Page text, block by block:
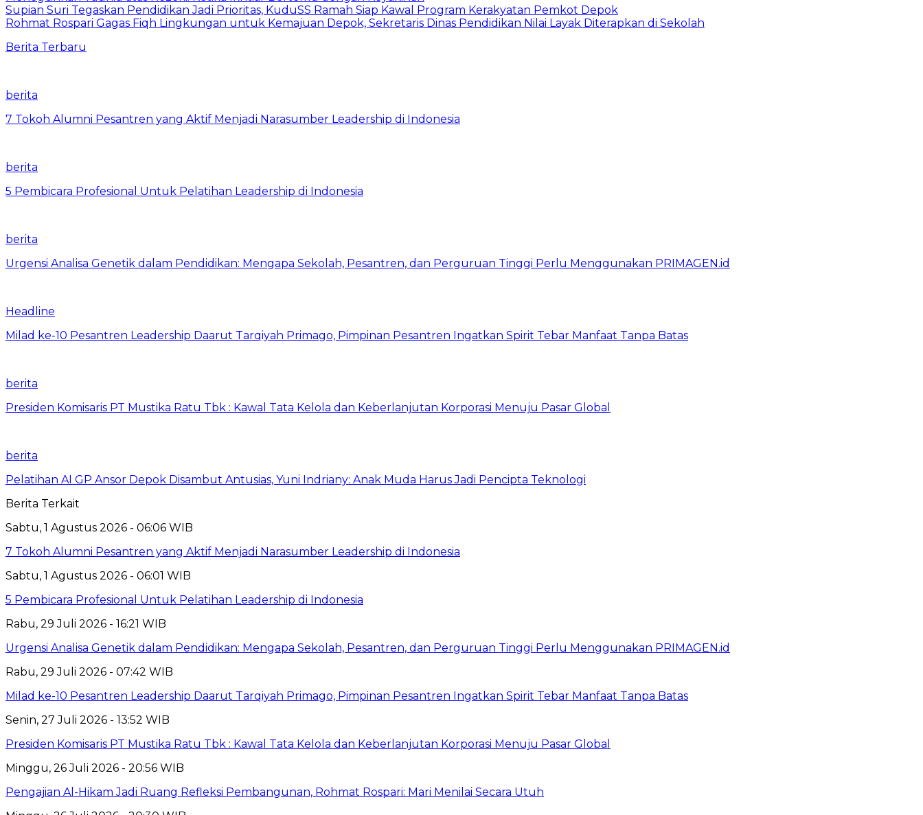
Supian Suri Tegaskan Pendidikan Jadi Prioritas, KuduSS Ramah Siap Kawal Program Kerakyatan Pemkot Depok
Rohmat Rospari Gagas Fiqh Lingkungan untuk Kemajuan Depok, Sekretaris Dinas Pendidikan Nilai Layak Diterapkan di Sekolah
Berita Terbaru
berita
7 Tokoh Alumni Pesantren yang Aktif Menjadi Narasumber Leadership di Indonesia
berita
5 Pembicara Profesional Untuk Pelatihan Leadership di Indonesia
berita
Urgensi Analisa Genetik dalam Pendidikan: Mengapa Sekolah, Pesantren, dan Perguruan Tinggi Perlu Menggunakan PRIMAGEN.id
Headline
Milad ke-10 Pesantren Leadership Daarut Tarqiyah Primago, Pimpinan Pesantren Ingatkan Spirit Tebar Manfaat Tanpa Batas
berita
Presiden Komisaris PT Mustika Ratu Tbk : Kawal Tata Kelola dan Keberlanjutan Korporasi Menuju Pasar Global
berita
Pelatihan AI GP Ansor Depok Disambut Antusias, Yuni Indriany: Anak Muda Harus Jadi Pencipta Teknologi
Berita Terkait
Sabtu, 1 Agustus 2026 - 06:06 WIB
7 Tokoh Alumni Pesantren yang Aktif Menjadi Narasumber Leadership di Indonesia
Sabtu, 1 Agustus 2026 - 06:01 WIB
5 Pembicara Profesional Untuk Pelatihan Leadership di Indonesia
Rabu, 29 Juli 2026 - 16:21 WIB
Urgensi Analisa Genetik dalam Pendidikan: Mengapa Sekolah, Pesantren, dan Perguruan Tinggi Perlu Menggunakan PRIMAGEN.id
Rabu, 29 Juli 2026 - 07:42 WIB
Milad ke-10 Pesantren Leadership Daarut Tarqiyah Primago, Pimpinan Pesantren Ingatkan Spirit Tebar Manfaat Tanpa Batas
Senin, 27 Juli 2026 - 13:52 WIB
Presiden Komisaris PT Mustika Ratu Tbk : Kawal Tata Kelola dan Keberlanjutan Korporasi Menuju Pasar Global
Minggu, 26 Juli 2026 - 20:56 WIB
Pengajian Al-Hikam Jadi Ruang Refleksi Pembangunan, Rohmat Rospari: Mari Menilai Secara Utuh